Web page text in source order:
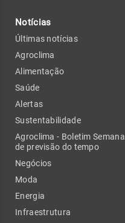
Notícias
Últimas notícias
Agroclima
Alimentação
Saúde
Alertas
Sustentabilidade
Agroclima - Boletim Semanal
de previsão do tempo
Negócios
Moda
Energia
Infraestrutura